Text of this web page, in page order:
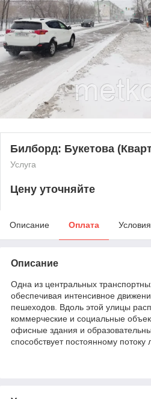
Билборд: Букетова
Услуга
Цену уточняйте
Описание Оплата
Описание
Одна из центральных
обеспечивая интенсивное
пешеходов. Вдоль этой улицы
коммерческие и социальные
офисные здания и
способствует постоянному потоку